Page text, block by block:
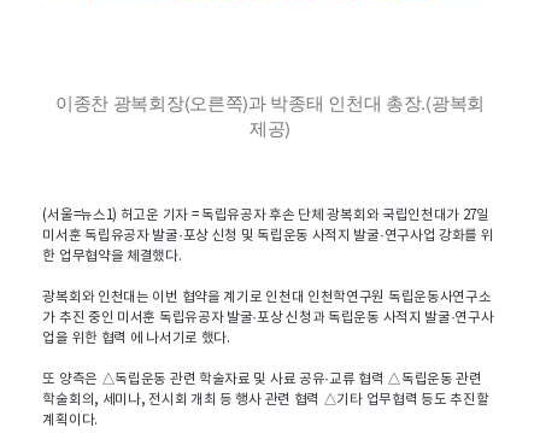
이종찬 광복회장(오른쪽)과 박종태 인천대 총장.(광복회
제공)
(서울=뉴스1) 허고운 기자 = 독립유공자 후손 단체 광복회와 국립인천대가 27일
미서훈 독립유공자 발굴·포상 신청 및 독립운동 사적지 발굴·연구사업 강화를 위
한 업무협약을 체결했다.
광복회와 인천대는 이번 협약을 계기로 인천대 인천학연구원 독립운동사연구소
가 추진 중인 미서훈 독립유공자 발굴·포상 신청과 독립운동 사적지 발굴·연구사
업을 위한 협력 에 나서기로 했다.
또 양측은 △독립운동 관련 학술자료 및 사료 공유·교류 협력 △독립운동 관련
학술회의, 세미나, 전시회 개최 등 행사 관련 협력 △기타 업무협력 등도 추진할
계획이다.